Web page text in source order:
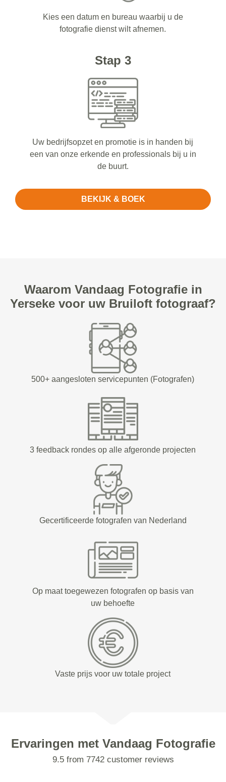
Kies een datum en bureau waarbij u de
fotografie dienst wilt afnemen.
Stap 3
Uw bedrijfsopzet en promotie is in handen bij
een van onze erkende en professionals bij u in
de buurt.
BEKIJK & BOEK
Waarom Vandaag Fotografie in
Yerseke voor uw Bruiloft fotograaf?
500+ aangesloten servicepunten (Fotografen)
3 feedback rondes op alle afgeronde projecten
Gecertificeerde fotografen van Nederland
Op maat toegewezen fotografen op basis van
uw behoefte
Vaste prijs voor uw totale project
Ervaringen met Vandaag Fotografie
9.5 from 7742 customer reviews